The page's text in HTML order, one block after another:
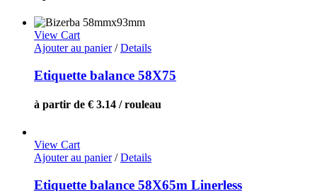
View Cart
Ajouter au panier/ Details
Etiquette balance 58X75
à partir de € 3.14 / rouleau
View Cart
Ajouter au panier/ Details
Etiquette balance 58X65m Linerless